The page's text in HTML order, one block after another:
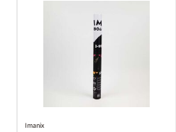
Imanix